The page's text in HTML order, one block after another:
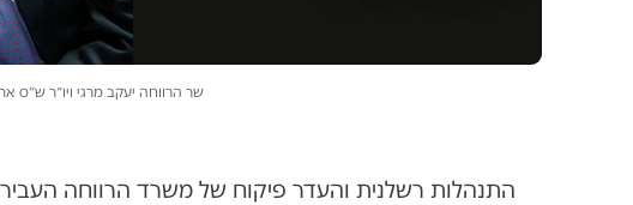
שר הרווחה יעקב מרגי ויו״ר ש״ס
התנהלות רשלנית והעדר פיקוח של משרד הרווחה